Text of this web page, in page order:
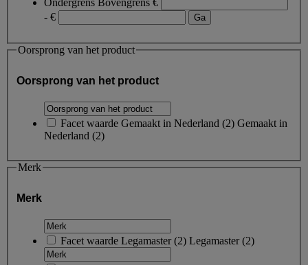
- €
Oorsprong van het product
Oorsprong van het product
Facet waarde Gemaakt in Nederland (2) Gemaakt in
Nederland (2)
Merk
Merk
Facet waarde Legamaster(2) Legamaster(2)